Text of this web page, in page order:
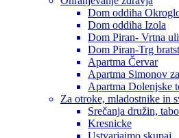
Dom oddiha
Dom oddiha Izola
Dom Piran- Vrtna
Dom Piran-Trg
Apartma Červar
Apartma Simonov
Apartma Dolenjske
Za otroke, mladostnike in
Srečanja družin,
Kresnicke
Ustvarjajmo skupaj